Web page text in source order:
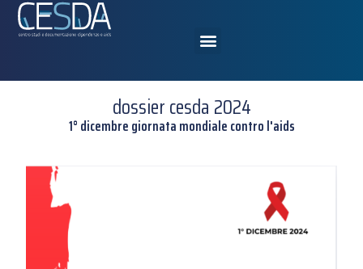
dossier cesda 2024
1° dicembre giornata mondiale contro l'aids